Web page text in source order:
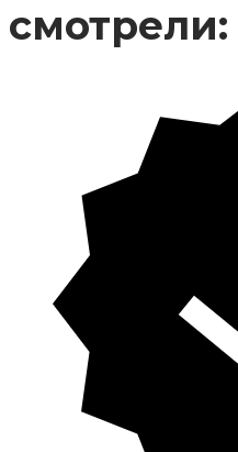
смотрели: